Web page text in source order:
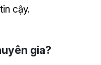
cậy.
gia?